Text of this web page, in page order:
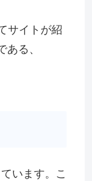
サイトが紹
る、
います。こ